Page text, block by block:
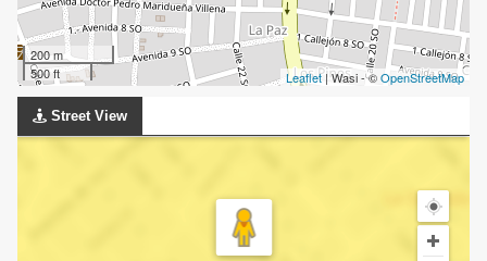
200 m
500 ft
Leaflet| Wasi - ©OpenStreetMap
Street View